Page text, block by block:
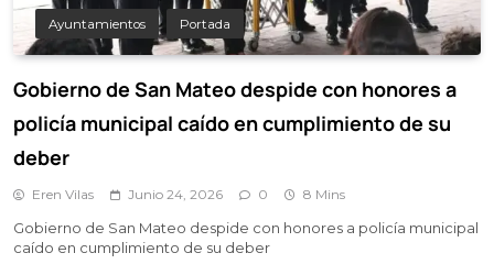
Ayuntamientos Portada
Gobierno de San Mateo despide con honores a
policía municipal caído en cumplimiento de su
deber
Eren Vilas Junio 24, 2026 0 8 Mins
Gobierno de San Mateo despide con honores a policía municipal
caído en cumplimiento de su deber